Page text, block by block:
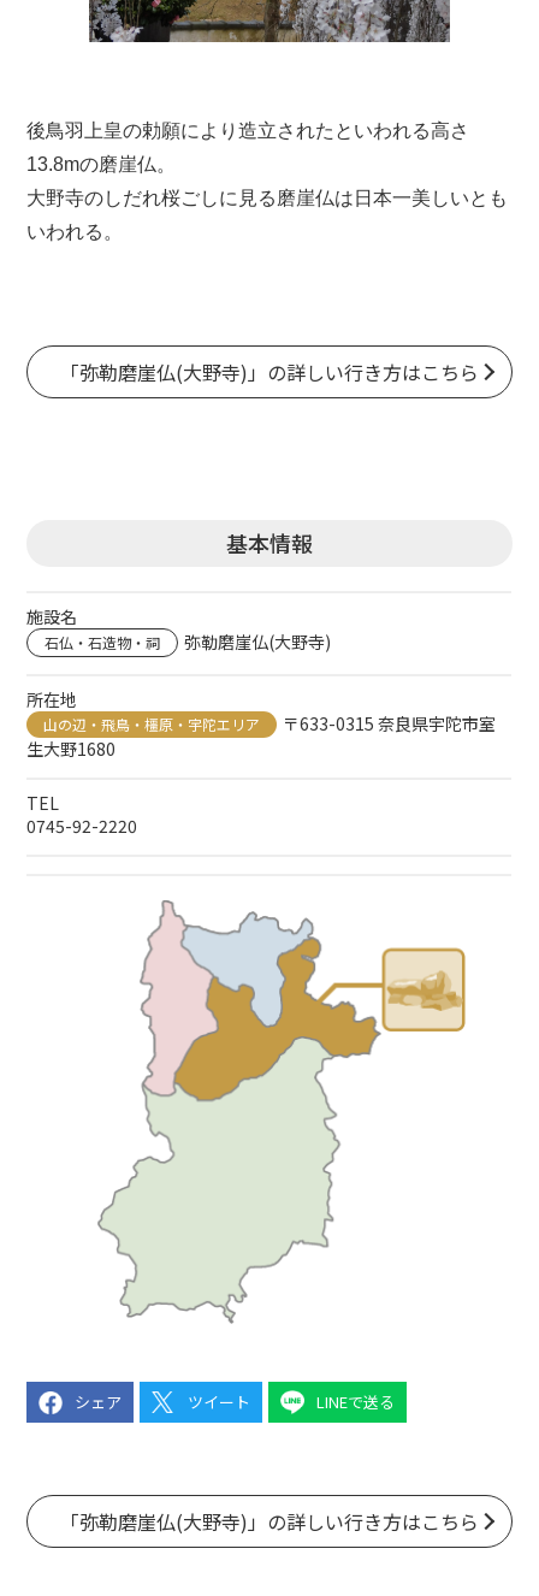
後鳥羽上皇の勅願により造立されたといわれる高さ
13.8mの磨崖仏。
大野寺のしだれ桜ごしに見る磨崖仏は日本一美しいとも
いわれる。
「弥勒磨崖仏(大野寺)」の詳しい行き方はこちら
基本情報
施設名
石仏・石造物・祠 弥勒磨崖仏(大野寺)
所在地
山の辺・飛鳥・橿原・宇陀エリア
〒633-0315 奈良県宇陀市室
生大野1680
TEL
0745-92-2220
シェア ツイート LINEで送る
「弥勒磨崖仏(大野寺)」の詳しい行き方はこちら